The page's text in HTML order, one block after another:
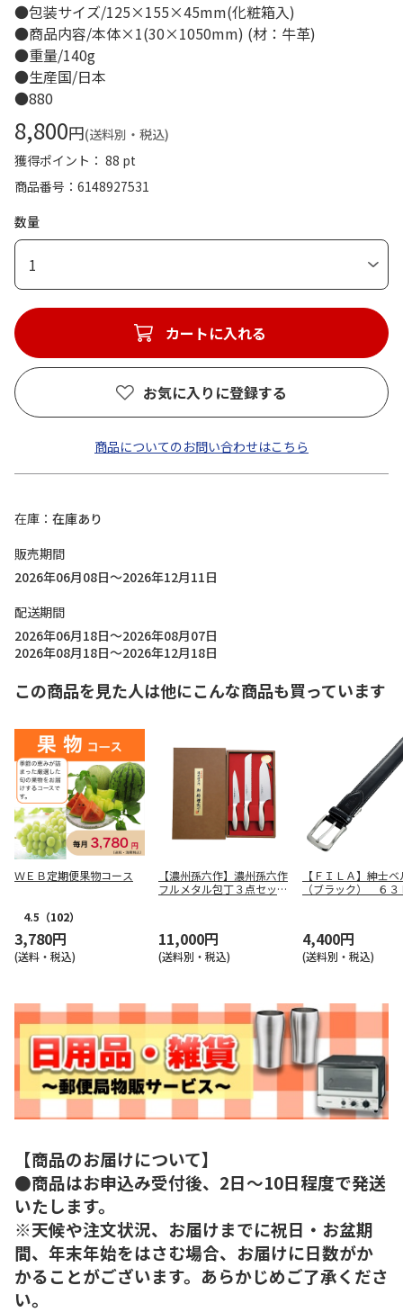
●包装サイズ/125×155×45mm(化粧箱入)
●商品内容/本体×1(30×1050mm) (材：牛革)
●重量/140g
●生産国/日本
●880
8,800円(送料別・税込)
獲得ポイント： 88 pt
商品番号
6148927531
数量
1
カートに入れる
お気に入りに登録する
商品についてのお問い合わせはこちら
在庫
在庫あり
販売期間
2026年06月08日～2026年12月11日
配送期間
2026年06月18日～2026年08月07日
2026年08月18日～2026年12月18日
この商品を見た人は他にこんな商品も買っています
ＷＥＢ定期便果物コース
4.5 （102）
3,780円
(送料・税込)
【濃州孫六作】濃州孫六作
フルメタル包丁３点セッ
11,000円
(送料別・税込)
【ＦＩＬＡ】紳士
（ブラック） ６３
4,400円
(送料別・税込)
【商品のお届けについて】
●商品はお申込み受付後、2日～10日程度で発送
いたします。
※天候や注文状況、お届けまでに祝日・お盆期
間、年末年始をはさむ場合、お届けに日数がか
かることがございます。あらかじめご了承くださ
い。